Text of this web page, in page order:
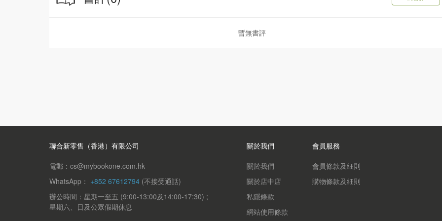
暫無書評
聯合新零售（香港）有限公司
電郵：cs@mybookone.com.hk
WhatsApp： +852 67612794 (不接受通話)
辦公時間：星期一至五 (9:00-13:00及14:00-17:30) ;
星期六、日及公眾假期休息
關於我們
關於我們
關於店中店
私隱條款
網站使用條款
會員服務
會員條款及細則
購物條款及細則